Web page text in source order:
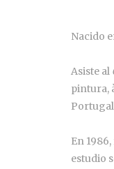
Nacido
Asiste al
pintura,
En
estudio